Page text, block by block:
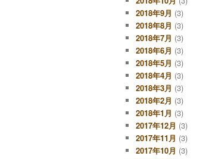
2018年9月 (3)
2018年8月 (3)
2018年7月 (3)
2018年6月 (3)
2018年5月 (3)
2018年4月 (3)
2018年3月 (3)
2018年2月 (3)
2018年1月 (3)
2017年12月 (3)
2017年11月 (3)
2017年10月 (3)